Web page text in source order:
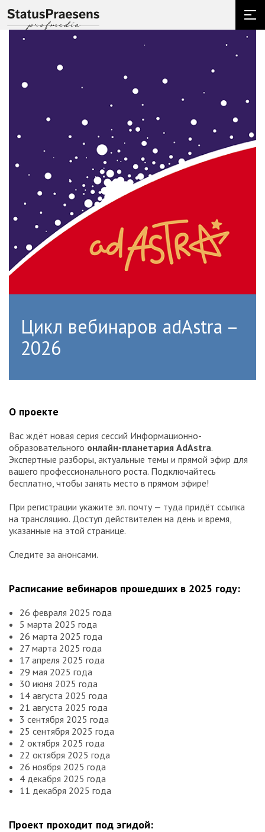
Цикл вебинаров adAstra –
2026
О проекте
Вас ждёт новая серия сессий Информационно-
образовательного онлайн-планетария AdAstra.
Экспертные разборы, актуальные темы и прямой эфир для
вашего профессионального роста. Подключайтесь
бесплатно, чтобы занять место в прямом эфире!
При регистрации укажите эл. почту — туда придёт ссылка
на трансляцию. Доступ действителен на день и время,
указанные на этой странице.
Следите за анонсами.
Расписание вебинаров прошедших в 2025 году:
26 февраля 2025 года
5 марта 2025 года
26 марта 2025 года
27 марта 2025 года
17 апреля 2025 года
29 мая 2025 года
30 июня 2025 года
14 августа 2025 года
21 августа 2025 года
3 сентября 2025 года
25 сентября 2025 года
2 октября 2025 года
22 октября 2025 года
26 ноября 2025 года
4 декабря 2025 года
11 декабря 2025 года
Проект проходит под эгидой: